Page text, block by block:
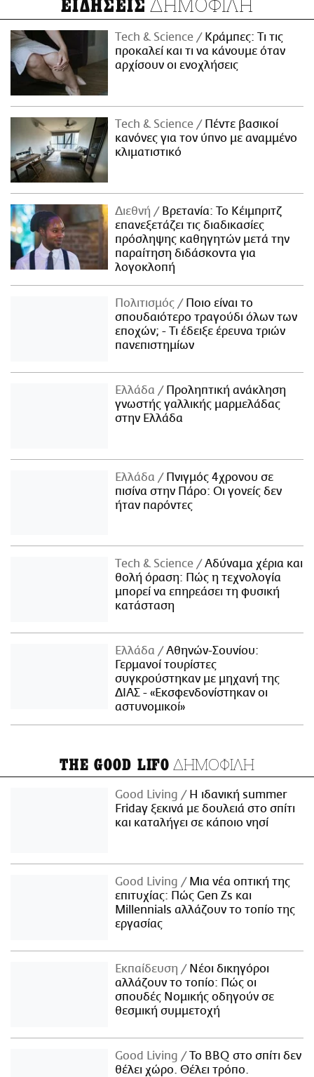
ΕΙΔΗΣΕΙΣ
Τech & Science
Κράμπες: Τι τις
προκαλεί και τι να κάνουμε όταν
αρχίσουν οι ενοχλήσεις
Τech & Science
Πέντε βασικοί
κανόνες για τον ύπνο με αναμμένο
κλιματιστικό
Διεθνή
Βρετανία: Το Κέιμπριτζ
επανεξετάζει τις διαδικασίες
πρόσληψης καθηγητών μετά την
παραίτηση διδάσκοντα για
λογοκλοπή
Πολιτισμός
Ποιο είναι το
σπουδαιότερο τραγούδι όλων των
εποχών; - Τι έδειξε έρευνα τριών
πανεπιστημίων
Ελλάδα
Προληπτική ανάκληση
γνωστής γαλλικής μαρμελάδας
στην Ελλάδα
Ελλάδα
Πνιγμός 4χρονου σε
πισίνα στην Πάρο: Οι γονείς δεν
ήταν παρόντες
Τech & Science
Αδύναμα χέρια και
θολή όραση: Πώς η τεχνολογία
μπορεί να επηρεάσει τη φυσική
κατάσταση
Ελλάδα
Αθηνών-Σουνίου:
Γερμανοί τουρίστες
συγκρούστηκαν με μηχανή της
ΔΙΑΣ - «Εκσφενδονίστηκαν οι
αστυνομικοί»
THE GOOD LIFO ΔΗΜΟΦΙΛΗ
Good Living
Η ιδανική summer
Friday ξεκινά με δουλειά στο σπίτι
και καταλήγει σε κάποιο νησί
Good Living
Μια νέα οπτική της
επιτυχίας: Πώς Gen Zs και
Millennials αλλάζουν το τοπίο της
εργασίας
Εκπαίδευση
Νέοι δικηγόροι
αλλάζουν το τοπίο: Πώς οι
σπουδές Νομικής οδηγούν σε
θεσμική συμμετοχή
Good Living
Το BBQ στο σπίτι δεν
θέλει χώρο. Θέλει τρόπο.